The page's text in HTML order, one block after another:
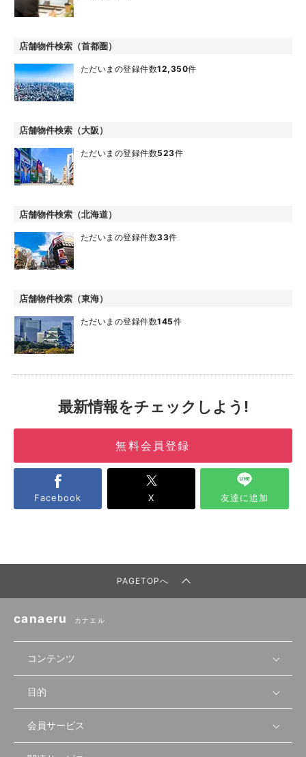
店舗物件検索（首都圏）
ただいまの登録件数12,350件
店舗物件検索（大阪）
ただいまの登録件数523件
店舗物件検索（北海道）
ただいまの登録件数33件
店舗物件検索（東海）
ただいまの登録件数145件
最新情報をチェックしよう!
無料会員登録
Facebook X 友達に追加
PAGETOPへ
canaeru カナエル
コンテンツ
無料開業相談
セミナー情報
物件を探す
目的
店舗運営
会員サービス